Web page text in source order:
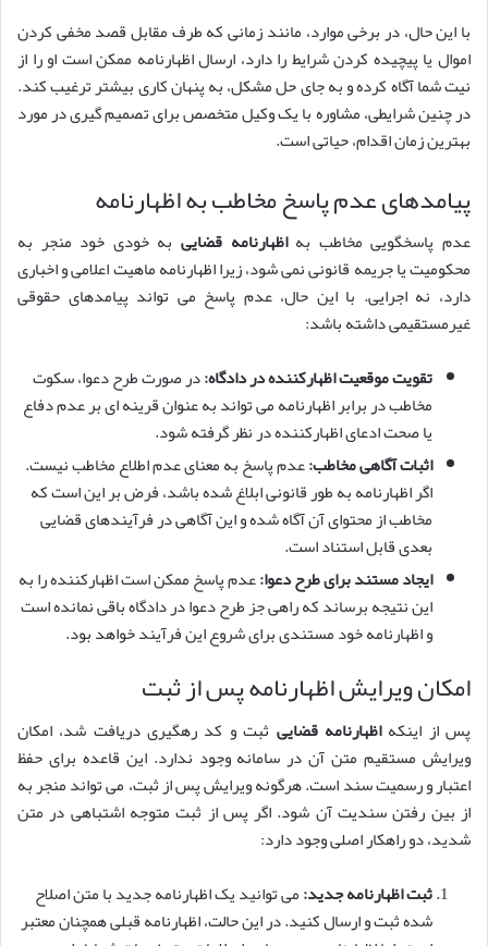
با این حال، در برخی موارد، مانند زمانی که طرف مقابل قصد مخفی کردن
اموال یا پیچیده کردن شرایط را دارد، ارسال اظهارنامه ممکن است او را از
نیت شما آگاه کرده و به جای حل مشکل، به پنهان کاری بیشتر ترغیب کند.
در چنین شرایطی، مشاوره با یک وکیل متخصص برای تصمیم گیری در مورد
بهترین زمان اقدام، حیاتی است.
پیامدهای عدم پاسخ مخاطب به اظهارنامه
عدم پاسخگویی مخاطب بهاظهارنامه قضایی به خودی خود منجر به
محکومیت یا جریمه قانونی نمی شود، زیرا اظهارنامه ماهیت اعلامی و اخباری
دارد، نه اجرایی. با این حال، عدم پاسخ می تواند پیامدهای حقوقی
غیرمستقیمی داشته باشد:
تقویت موقعیت اظهارکننده در دادگاه:در صورت طرح دعوا، سکوت
مخاطب در برابر اظهارنامه می تواند به عنوان قرینه ای بر عدم دفاع
یا صحت ادعای اظهارکننده در نظر گرفته شود.
اثبات آگاهی مخاطب:عدم پاسخ به معنای عدم اطلاع مخاطب نیست.
اگر اظهارنامه به طور قانونی ابلاغ شده باشد، فرض بر این است که
مخاطب از محتوای آن آگاه شده و این آگاهی در فرآیندهای قضایی
بعدی قابل استناد است.
ایجاد مستند برای طرح دعوا:عدم پاسخ ممکن است اظهارکننده را به
این نتیجه برساند که راهی جز طرح دعوا در دادگاه باقی نمانده است
و اظهارنامه خود مستندی برای شروع این فرآیند خواهد بود.
امکان ویرایش اظهارنامه پس از ثبت
پس از اینکهاظهارنامه قضایی ثبت و کد رهگیری دریافت شد، امکان
ویرایش مستقیم متن آن در سامانه وجود ندارد. این قاعده برای حفظ
اعتبار و رسمیت سند است. هرگونه ویرایش پس از ثبت، می تواند منجر به
از بین رفتن سندیت آن شود. اگر پس از ثبت متوجه اشتباهی در متن
شدید، دو راهکار اصلی وجود دارد:
ثبت اظهارنامه جدید:می توانید یک اظهارنامه جدید با متن اصلاح
شده ثبت و ارسال کنید. در این حالت، اظهارنامه قبلی همچنان معتبر